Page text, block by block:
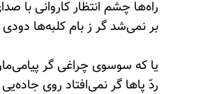
راه‌ها چشم انتظار کاروانی با
بر نمی‌شد گر ز بام کلبه‌ها دودی
یا که سوسوی چراغی گر
ردّ پاها گر نمی‌افتاد روی